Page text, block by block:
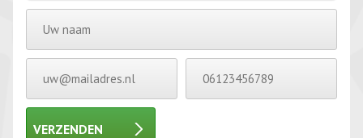
VERZENDEN